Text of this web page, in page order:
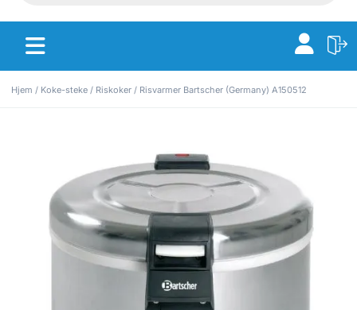
Hjem / Koke-steke / Riskoker / Risvarmer Bartscher (Germany) A150512